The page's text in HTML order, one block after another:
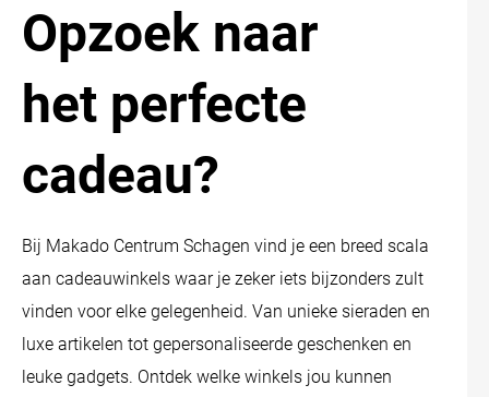
Opzoek naar
het perfecte
cadeau?
Bij Makado Centrum Schagen vind je een breed scala
aan cadeauwinkels waar je zeker iets bijzonders zult
vinden voor elke gelegenheid. Van unieke sieraden en
luxe artikelen tot gepersonaliseerde geschenken en
leuke gadgets. Ontdek welke winkels jou kunnen